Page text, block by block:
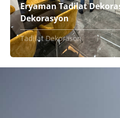
Eryaman Tadilat
Dekorasyon
Tadilat Dekorason